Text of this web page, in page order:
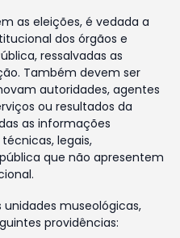
as eleições, é vedada a
dos órgãos e
ressalvadas as
Também devem ser
autoridades, agentes
ou resultados da
as informações
legais,
que não apresentem
museológicas,
providências: